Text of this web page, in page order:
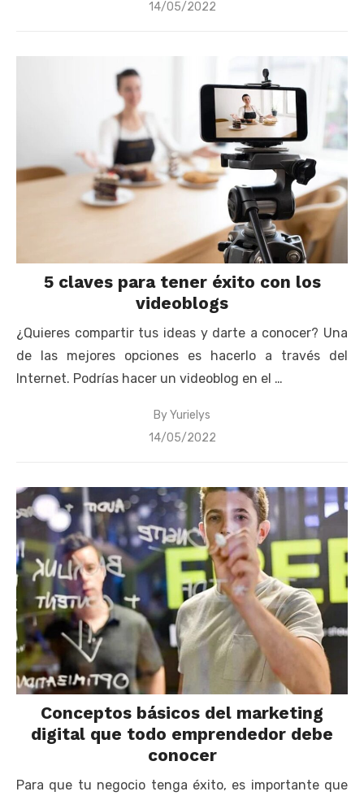
Posted
14/05/2022
5 claves para tener éxito con los
videoblogs
¿Quieres compartir tus ideas y darte a conocer? Una
de las mejores opciones es hacerlo a través del
Internet. Podrías hacer un videoblog en el …
ByYurielys
Posted
14/05/2022
Conceptos básicos del marketing
digital que todo emprendedor debe
conocer
Para que tu negocio tenga éxito, es importante que